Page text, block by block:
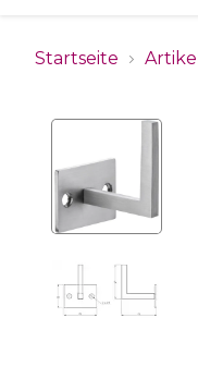
AK -
Startseite Artikel